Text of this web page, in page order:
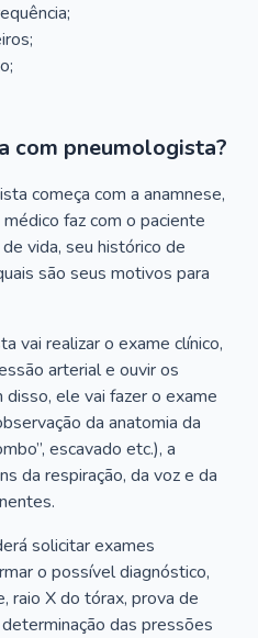
com pneumologista?
começa com a anamnese,
faz com o paciente
vida, seu histórico de
são seus motivos para
vai realizar o exame clínico,
arterial e ouvir os
ele vai fazer o exame
da anatomia da
escavado etc.), a
da respiração, da voz e da
solicitar exames
o possível diagnóstico,
raio X do tórax, prova de
das pressões